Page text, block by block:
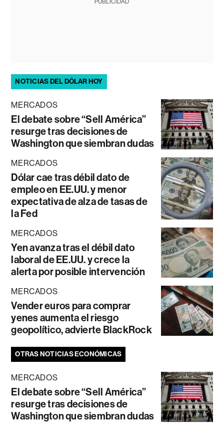
NOTICIAS DEL DÓLAR HOY
MERCADOS
El debate sobre “Sell América”
resurge tras decisiones de
Washington que siembran dudas
MERCADOS
Dólar cae tras débil dato de
empleo en EE.UU. y menor
expectativa de alza de tasas de
la Fed
MERCADOS
Yen avanza tras el débil dato
laboral de EE.UU. y crece la
alerta por posible intervención
MERCADOS
Vender euros para comprar
yenes aumenta el riesgo
geopolítico, advierte BlackRock
OTRAS NOTICIAS ECONÓMICAS
MERCADOS
El debate sobre “Sell América”
resurge tras decisiones de
Washington que siembran dudas